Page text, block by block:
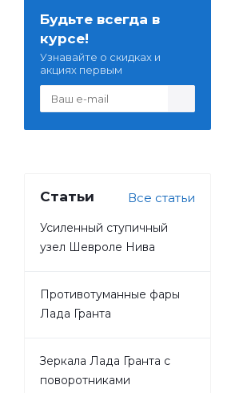
Будьте всегда в
курсе!
Узнавайте о скидках и
акциях первым
Статьи Все статьи
Усиленный ступичный
узел Шевроле Нива
Противотуманные фары
Лада Гранта
Зеркала Лада Гранта с
поворотниками